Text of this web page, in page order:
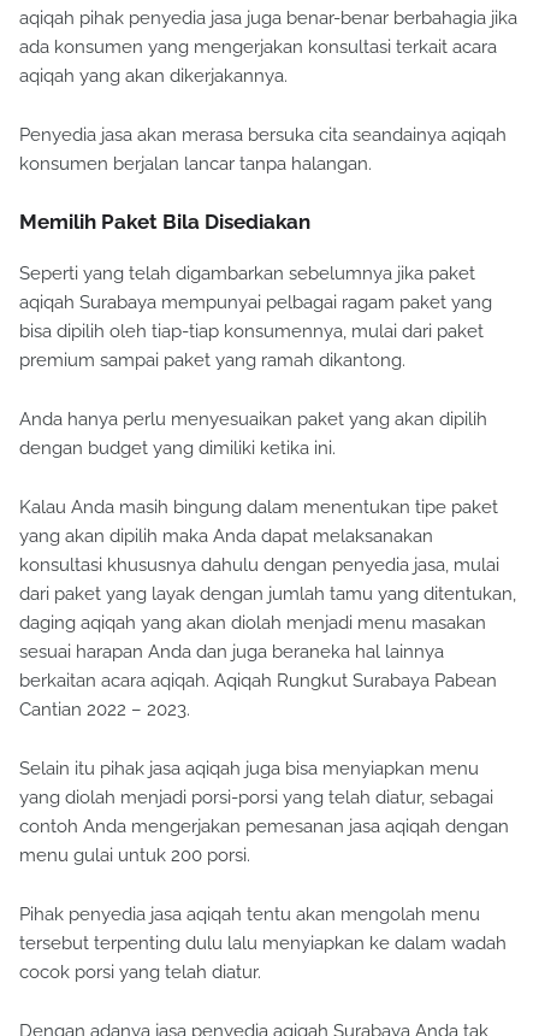
aqiqah pihak penyedia jasa juga benar-benar berbahagia jika
ada konsumen yang mengerjakan konsultasi terkait acara
aqiqah yang akan dikerjakannya.
Penyedia jasa akan merasa bersuka cita seandainya aqiqah
konsumen berjalan lancar tanpa halangan.
Memilih Paket Bila Disediakan
Seperti yang telah digambarkan sebelumnya jika paket
aqiqah Surabaya mempunyai pelbagai ragam paket yang
bisa dipilih oleh tiap-tiap konsumennya, mulai dari paket
premium sampai paket yang ramah dikantong.
Anda hanya perlu menyesuaikan paket yang akan dipilih
dengan budget yang dimiliki ketika ini.
Kalau Anda masih bingung dalam menentukan tipe paket
yang akan dipilih maka Anda dapat melaksanakan
konsultasi khususnya dahulu dengan penyedia jasa, mulai
dari paket yang layak dengan jumlah tamu yang ditentukan,
daging aqiqah yang akan diolah menjadi menu masakan
sesuai harapan Anda dan juga beraneka hal lainnya
berkaitan acara aqiqah. Aqiqah Rungkut Surabaya Pabean
Cantian 2022 – 2023.
Selain itu pihak jasa aqiqah juga bisa menyiapkan menu
yang diolah menjadi porsi-porsi yang telah diatur, sebagai
contoh Anda mengerjakan pemesanan jasa aqiqah dengan
menu gulai untuk 200 porsi.
Pihak penyedia jasa aqiqah tentu akan mengolah menu
tersebut terpenting dulu lalu menyiapkan ke dalam wadah
cocok porsi yang telah diatur.
Dengan adanya jasa penyedia aqiqah Surabaya Anda tak